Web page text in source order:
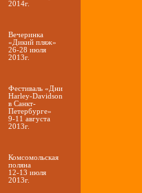
2014г.
Вечеринка
«Дикий пляж»
26-28 июля
2013г.
Фестиваль «Дни
Harley-Davidson
в Санкт-
Петербурге»
9-11 августа
2013г.
Комсомольская
поляна
12-13 июля
2013г.